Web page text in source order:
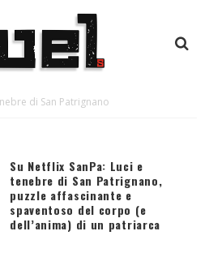
di San Patrignano
Su Netflix SanPa: Luci e
tenebre di San Patrignano,
puzzle affascinante e
spaventoso del corpo (e
dell’anima) di un patriarca